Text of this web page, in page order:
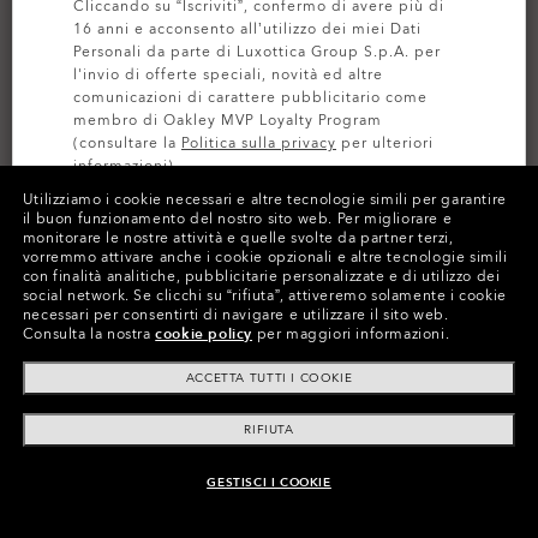
AGGIUNGI AL CARRELLO
PERSONALIZZA
Colori (8) LentePrizm Sapphire,
MontaturaPolished White
Taglia:Taglia unica
VestibilitàRegolare - Fit Universale
Fascia di età:7-10 Anni
Utilizziamo i cookie necessari e altre tecnologie simili per garantire
il buon funzionamento del nostro sito web. Per migliorare e
monitorare le nostre attività e quelle svolte da partner terzi,
vorremmo attivare anche i cookie opzionali e altre tecnologie simili
con finalità analitiche, pubblicitarie personalizzate e di utilizzo dei
social network. Se clicchi su “rifiuta”, attiveremo solamente i cookie
necessari per consentirti di navigare e utilizzare il sito web.
Consulta la nostracookie policy per maggiori informazioni.
ACCETTA TUTTI I COOKIE
RIFIUTA
GESTISCI I COOKIE
Cliccando su “Iscriviti”, confermo di avere più di
16 anni e acconsento all’utilizzo dei miei Dati
Personali da parte di Luxottica Group S.p.A. per
l'invio di offerte speciali, novità ed altre
comunicazioni di carattere pubblicitario come
membro di Oakley MVP Loyalty Program
(consultare la Politica sulla privacy per ulteriori
informazioni).
ISCRIVITI